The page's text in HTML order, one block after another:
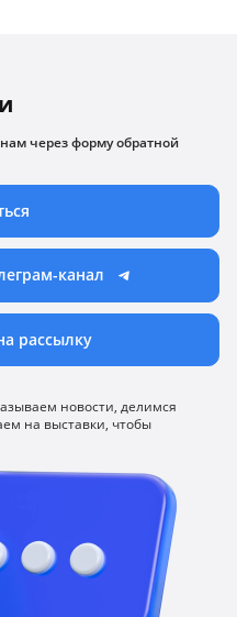
через форму обратной
канал
рассылку
новости, делимся
на выставки, чтобы